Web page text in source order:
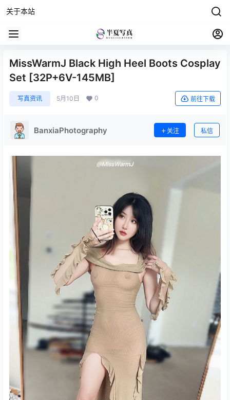
关于本站
MissWarmJ Black High Heel Boots Cosplay
Set [32P+6V-145MB]
写真资讯 5月10日 0 前往下载
BanxiaPhotography 关注 私信